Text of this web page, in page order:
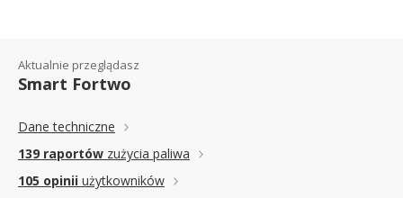
Aktualnie przeglądasz
Smart Fortwo
Dane techniczne
139 raportów zużycia paliwa
105 opinii użytkowników